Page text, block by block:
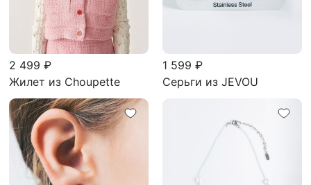
2 499 ₽
Жилет из Choupette
1 599 ₽
Серьги из JEVOU